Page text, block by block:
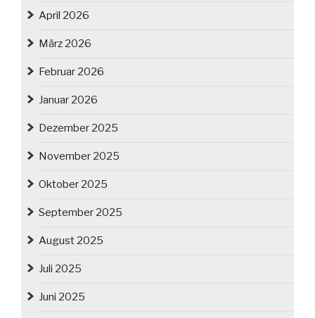
April 2026
März 2026
Februar 2026
Januar 2026
Dezember 2025
November 2025
Oktober 2025
September 2025
August 2025
Juli 2025
Juni 2025